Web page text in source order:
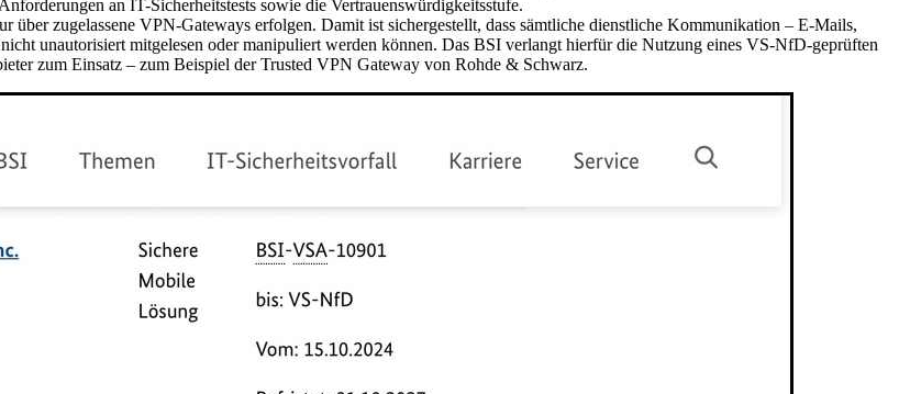
an IT-Sicherheitstests sowie die Vertrauenswürdigkeitsstufe.
zugelassene VPN-Gateways erfolgen. Damit ist sichergestellt, dass sämtliche dienstliche Kommunikation – E-Mails,
unautorisiert mitgelesen oder manipuliert werden können. Das BSI verlangt hierfür die Nutzung eines VS-NfD-geprüften
zum Einsatz – zum Beispiel der Trusted VPN Gateway von Rohde & Schwarz.